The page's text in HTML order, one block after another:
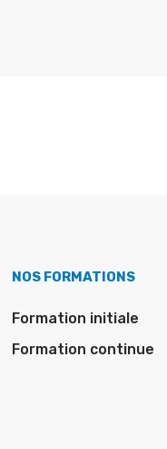
NOS FORMATIONS
Formation initiale
Formation continue